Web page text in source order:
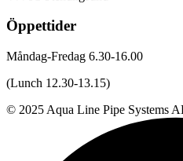
Öppettider
Måndag-Fredag 6.30-16.00
(Lunch 12.30-13.15)
© 2025 Aqua Line Pipe Systems